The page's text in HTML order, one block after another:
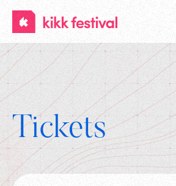
KIKK
Festival
Tickets